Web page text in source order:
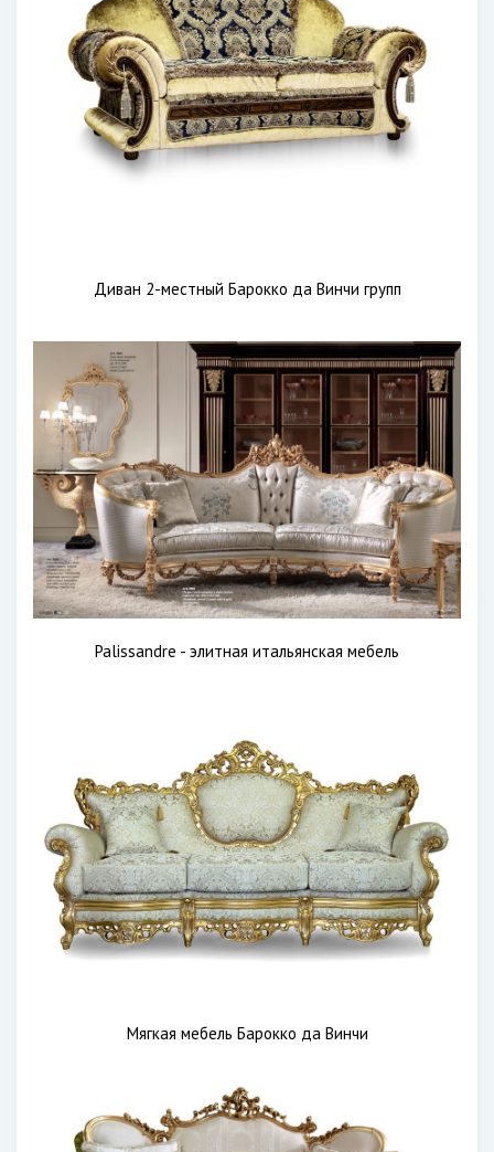
Диван 2-местный Барокко да Винчи групп
Palissandre - элитная итальянская мебель
Мягкая мебель Барокко да Винчи